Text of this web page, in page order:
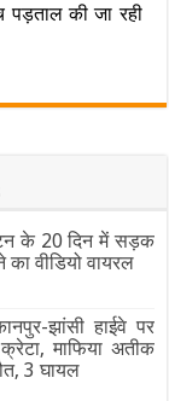
पड़ताल की जा रही
के 20 दिन में सड़क
वीडियो वायरल
झांसी हाईवे पर
माफिया अतीक
3 घायल